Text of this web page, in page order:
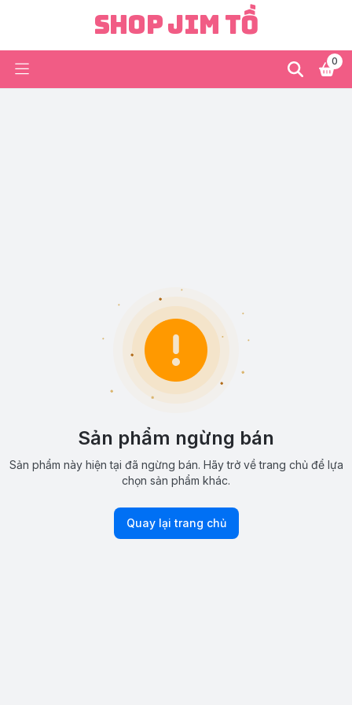
Shop Jim Tồ
0
Sản phẩm ngừng bán
Sản phẩm này hiện tại đã ngừng bán. Hãy trở về trang chủ để lựa
chọn sản phẩm khác.
Quay lại trang chủ